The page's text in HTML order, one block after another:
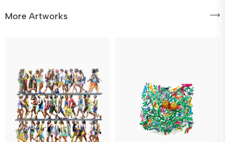
More Artworks